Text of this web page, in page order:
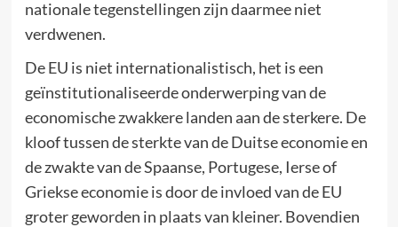
nationale tegenstellingen zijn daarmee niet
verdwenen.
De EU is niet internationalistisch, het is een
geïnstitutionaliseerde onderwerping van de
economische zwakkere landen aan de sterkere. De
kloof tussen de sterkte van de Duitse economie en
de zwakte van de Spaanse, Portugese, Ierse of
Griekse economie is door de invloed van de EU
groter geworden in plaats van kleiner. Bovendien